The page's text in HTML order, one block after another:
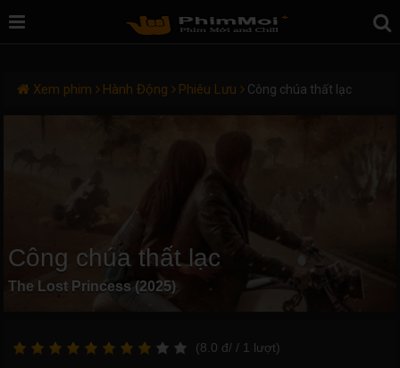
Xem phim Hành Động Phiêu Lưu Công chúa thất lạc
Công chúa thất lạc
The Lost Princess (2025)
(8.0 đ/ / 1 lượt)